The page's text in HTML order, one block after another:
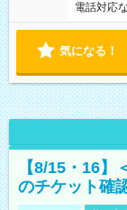
電話対応
気になる！
【8/15・16
のチケット確